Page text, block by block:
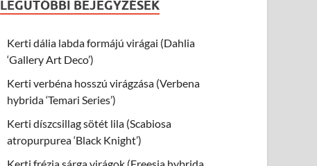
LEGUTÓBBI BEJEGYZÉSEK
Kerti dália labda formájú virágai (Dahlia
‘Gallery Art Deco’)
Kerti verbéna hosszú virágzása (Verbena
hybrida ‘Temari Series’)
Kerti díszcsillag sötét lila (Scabiosa
atropurpurea ‘Black Knight’)